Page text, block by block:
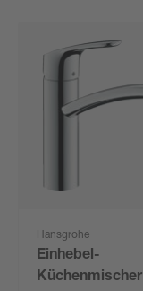
Hansgrohe
Einhebel-
Küchenmischer